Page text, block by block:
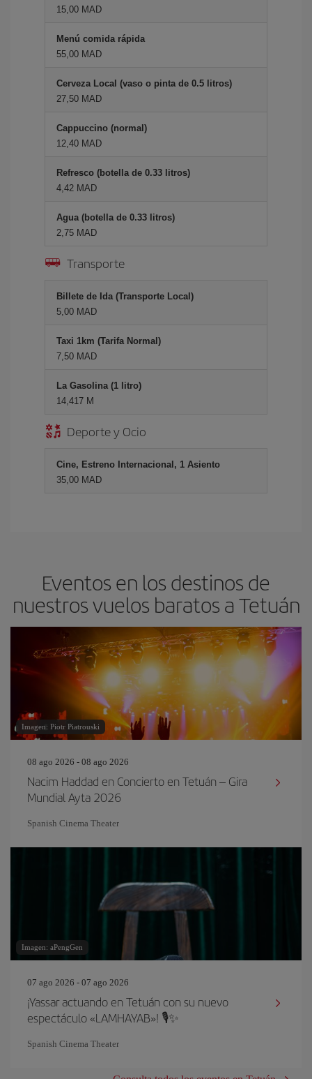
15,00 MAD
Menú comida rápida
55,00 MAD
Cerveza Local (vaso o pinta de 0.5 litros)
27,50 MAD
Cappuccino (normal)
12,40 MAD
Refresco (botella de 0.33 litros)
4,42 MAD
Agua (botella de 0.33 litros)
2,75 MAD
Transporte
Billete de Ida (Transporte Local)
5,00 MAD
Taxi 1km (Tarifa Normal)
7,50 MAD
La Gasolina (1 litro)
14,417 M
Deporte y Ocio
Cine, Estreno Internacional, 1 Asiento
35,00 MAD
Eventos en los destinos de
nuestros vuelos baratos a Tetuán
Imagen: Piotr Piatrouski
08 ago 2026 - 08 ago 2026
Nacim Haddad en Concierto en Tetuán – Gira
Mundial Ayta 2026
Spanish Cinema Theater
Imagen: aPengGen
07 ago 2026 - 07 ago 2026
¡Yassar actuando en Tetuán con su nuevo
espectáculo «LAMHAYAB»! 🎙️✨
Spanish Cinema Theater